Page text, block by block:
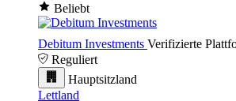
Beliebt
Debitum Investments Verifizierte
Reguliert
Hauptsitzland
Lettland